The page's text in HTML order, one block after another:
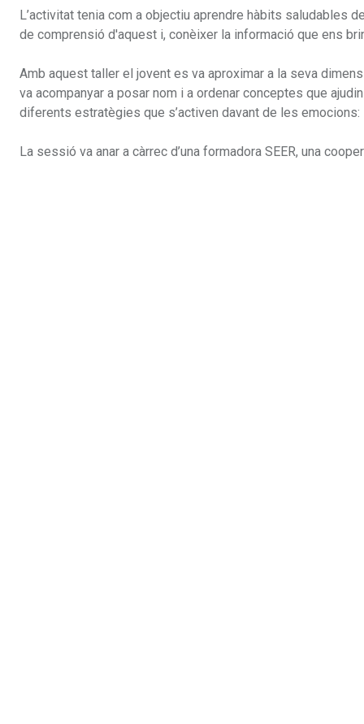
L’activitat tenia com a objectiu aprendre hàbits saludables
de comprensió d'aquest i, conèixer la informació que ens
Amb aquest taller el jovent es va aproximar a la seva
va acompanyar a posar nom i a ordenar conceptes que
diferents estratègies que s’activen davant de les
La sessió va anar a càrrec d’una formadora SEER, una